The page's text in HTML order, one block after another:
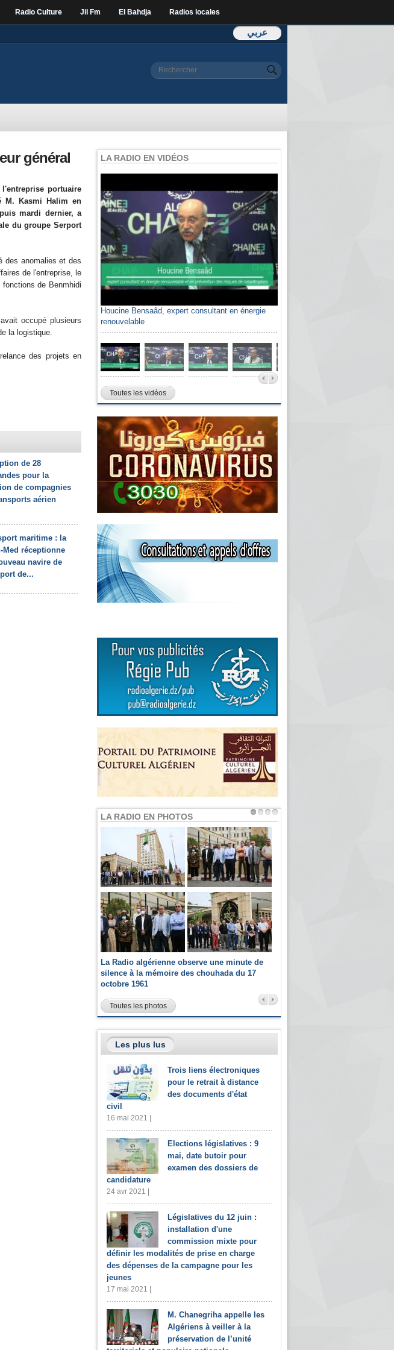
Radio Culture Jil Fm El Bahdja Radios locales
عربي
Formulaire de
Rechercher
général
portuaire
M. Kasmi Halim en
mardi dernier, a
du groupe Serport
des anomalies et des
de l'entreprise, le
de Benmhidi
occupé plusieurs
la logistique.
des projets en
de 28
pour la
de compagnies
aérien
maritime : la
Med réceptionne
navire de
de...
LA RADIO EN VIDÉOS
Houcine Bensaâd, expert consultant en énergie
renouvelable
Toutes les vidéos
LA RADIO EN PHOTOS
La Radio algérienne observe une minute de
silence à la mémoire des chouhada du 17
octobre 1961
Toutes les photos
Les plus lus
Trois liens électroniques
pour le retrait à distance
des documents d'état
civil
16 mai 2021 |
Elections législatives : 9
mai, date butoir pour
examen des dossiers de
candidature
24 avr 2021 |
Législatives du 12 juin :
installation d'une
commission mixte pour
définir les modalités de prise en charge
des dépenses de la campagne pour les
jeunes
17 mai 2021 |
M. Chanegriha appelle les
Algériens à veiller à la
préservation de l’unité